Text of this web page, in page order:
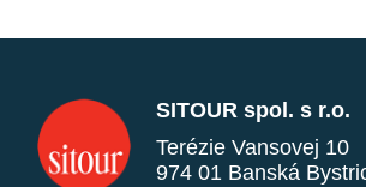
SITOUR spol. s r.o.
Terézie Vansovej 10
974 01 Banská